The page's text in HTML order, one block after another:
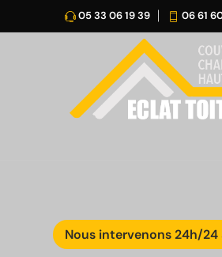
05 33 06 19 39 06 61
Nous intervenons 24h/